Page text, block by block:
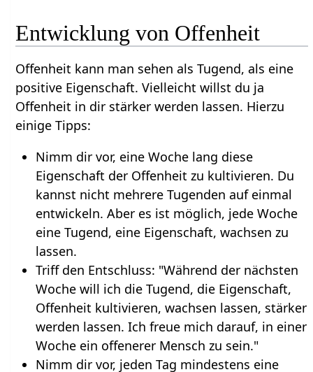
Entwicklung von Offenheit
Offenheit kann man sehen als Tugend, als eine
positive Eigenschaft. Vielleicht willst du ja
Offenheit in dir stärker werden lassen. Hierzu
einige Tipps:
Nimm dir vor, eine Woche lang diese
Eigenschaft der Offenheit zu kultivieren. Du
kannst nicht mehrere Tugenden auf einmal
entwickeln. Aber es ist möglich, jede Woche
eine Tugend, eine Eigenschaft, wachsen zu
lassen.
Triff den Entschluss: "Während der nächsten
Woche will ich die Tugend, die Eigenschaft,
Offenheit kultivieren, wachsen lassen, stärker
werden lassen. Ich freue mich darauf, in einer
Woche ein offenerer Mensch zu sein."
Nimm dir vor, jeden Tag mindestens eine